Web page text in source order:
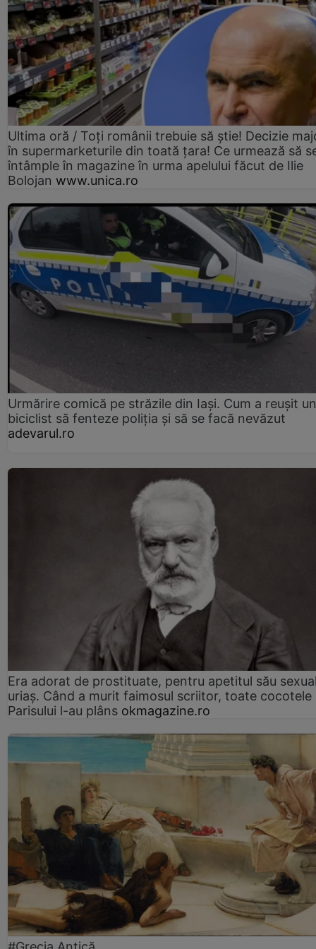
Ultima oră / Toți românii trebuie să știe! Decizie
în supermarketurile din toată țara! Ce urmează să
întâmple în magazine în urma apelului făcut de Ilie
Bolojan www.unica.ro
Urmărire comică pe străzile din Iași. Cum a reușit un
biciclist să fenteze poliția și să se facă nevăzut
adevarul.ro
Era adorat de prostituate, pentru apetitul său
uriaș. Când a murit faimosul scriitor, toate cocotele
Parisului l-au plâns okmagazine.ro